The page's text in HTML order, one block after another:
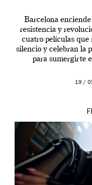
Barcelona
resistencia y
cuatro películas que
silencio y celebran la
para sumergirte
19 /